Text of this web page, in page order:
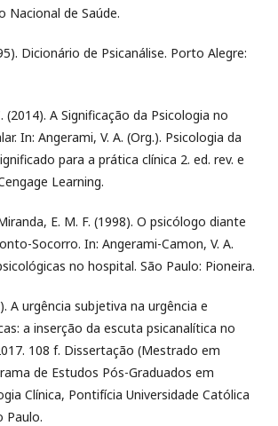
Nacional de Saúde.
Dicionário de Psicanálise. Porto Alegre:
(2014). A Significação da Psicologia no
In: Angerami, V. A. (Org.). Psicologia da
para a prática clínica 2. ed. rev. e
Learning.
E. M. F. (1998). O psicólogo diante
Socorro. In: Angerami-Camon, V. A.
no hospital. São Paulo: Pioneira.
A urgência subjetiva na urgência e
a inserção da escuta psicanalítica no
108 f. Dissertação (Mestrado em
de Estudos Pós-Graduados em
Clínica, Pontifícia Universidade Católica
Paulo.